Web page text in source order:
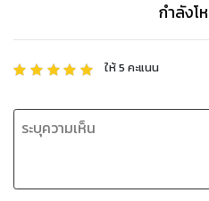
กำลังโ
ให้5 คะแนน